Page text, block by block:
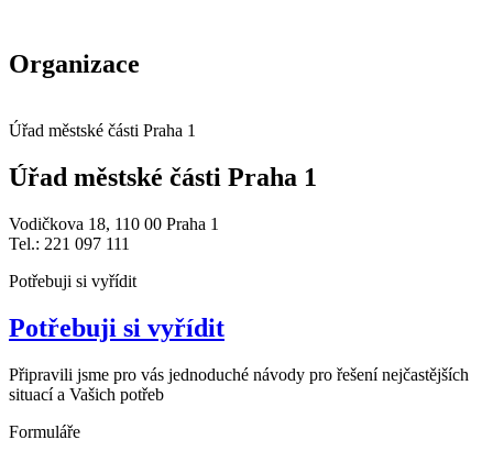
Organizace
Úřad městské části Praha 1
Úřad městské části Praha 1
Vodičkova 18, 110 00 Praha 1
Tel.: 221 097 111
Potřebuji si vyřídit
Potřebuji si vyřídit
Připravili jsme pro vás jednoduché návody pro řešení nejčastějších
situací a Vašich potřeb
Formuláře